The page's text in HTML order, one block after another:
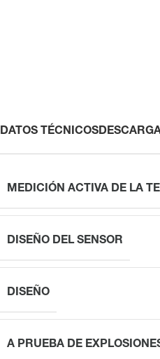
DATOS TÉCNICOS
MEDICIÓN ACTIVA DE LA
DISEÑO DEL SENSOR
DISEÑO
A PRUEBA DE